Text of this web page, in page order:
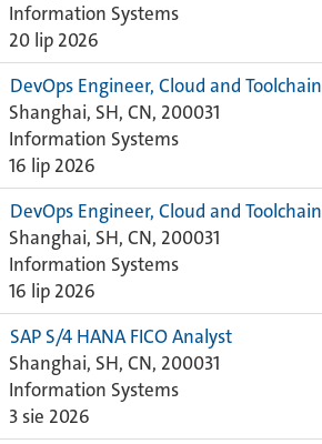
Information Systems
20 lip 2026
DevOps Engineer, Cloud and Toolchain
Shanghai, SH, CN, 200031
Information Systems
16 lip 2026
DevOps Engineer, Cloud and Toolchain
Shanghai, SH, CN, 200031
Information Systems
16 lip 2026
SAP S/4 HANA FICO Analyst
Shanghai, SH, CN, 200031
Information Systems
3 sie 2026